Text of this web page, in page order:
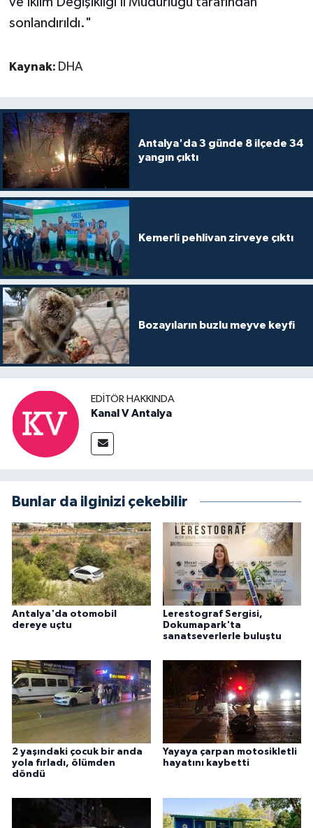
sonlandırıldı."
Kaynak: DHA
Antalya'da 3 günde 8 ilçede 34
yangın çıktı
Kemerli pehlivan zirveye çıktı
Bozayıların buzlu meyve keyfi
EDITÖR HAKKINDA
Kanal V Antalya
Bunlar da ilginizi çekebilir
Antalya'da otomobil
dereye uçtu
Lerestograf Sergisi,
Dokumapark'ta
sanatseverlerle buluştu
2 yaşındaki çocuk bir anda
yola fırladı, ölümden
döndü
Yayaya çarpan motosikletli
hayatını kaybetti